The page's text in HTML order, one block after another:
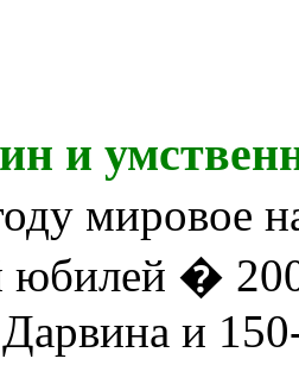
и
мировое
юбилей �
и